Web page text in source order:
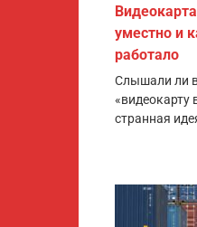
уместно и
работало
Слышали ли
«видеокарту
странная